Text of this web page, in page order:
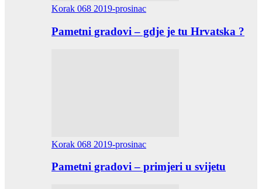
Korak 068 2019-prosinac
Pametni gradovi – gdje je tu Hrvatska ?
Korak 068 2019-prosinac
Pametni gradovi – primjeri u svijetu